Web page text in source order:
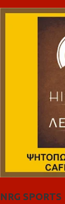
NRG SPORTS